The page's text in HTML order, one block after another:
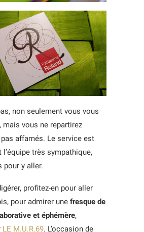
non seulement vous vous
mais vous ne repartirez
affamés. Le service est
très sympathique,
pour y aller.
profitez-en pour aller
pour admirer une fresque de
et éphémère,
LE M.U.R.69. L’occasion de